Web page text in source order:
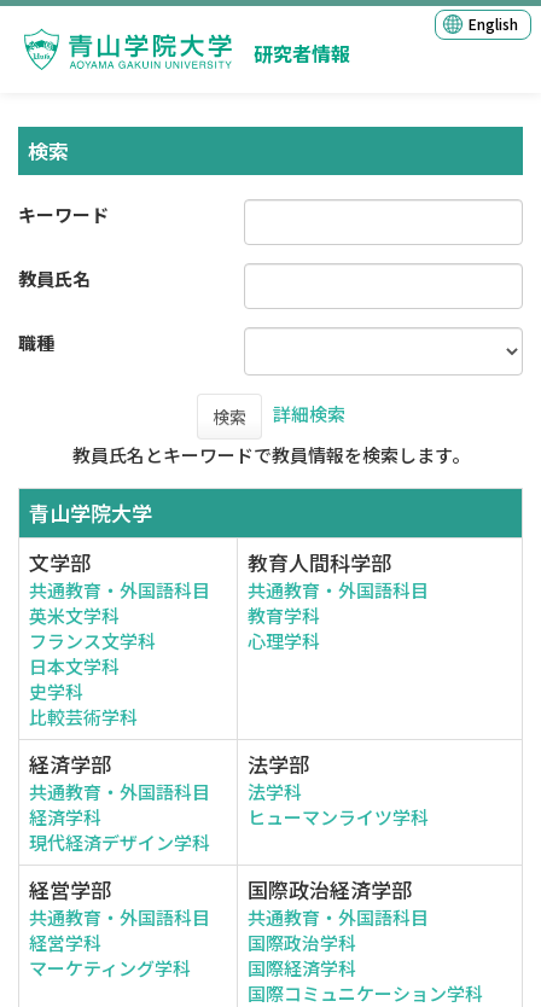
研究者情報
English
検索
キーワード
教員氏名
職種
検索
詳細検索
教員氏名とキーワードで教員情報を検索します。
青山学院大学
文学部
共通教育・外国語科目
英米文学科
フランス文学科
日本文学科
史学科
比較芸術学科
教育人間科学部
共通教育・外国語科目
教育学科
心理学科
経済学部
共通教育・外国語科目
経済学科
現代経済デザイン学科
法学部
法学科
ヒューマンライツ学科
経営学部
共通教育・外国語科目
経営学科
マーケティング学科
国際政治経済学部
共通教育・外国語科目
国際政治学科
国際経済学科
国際コミュニケーション学科